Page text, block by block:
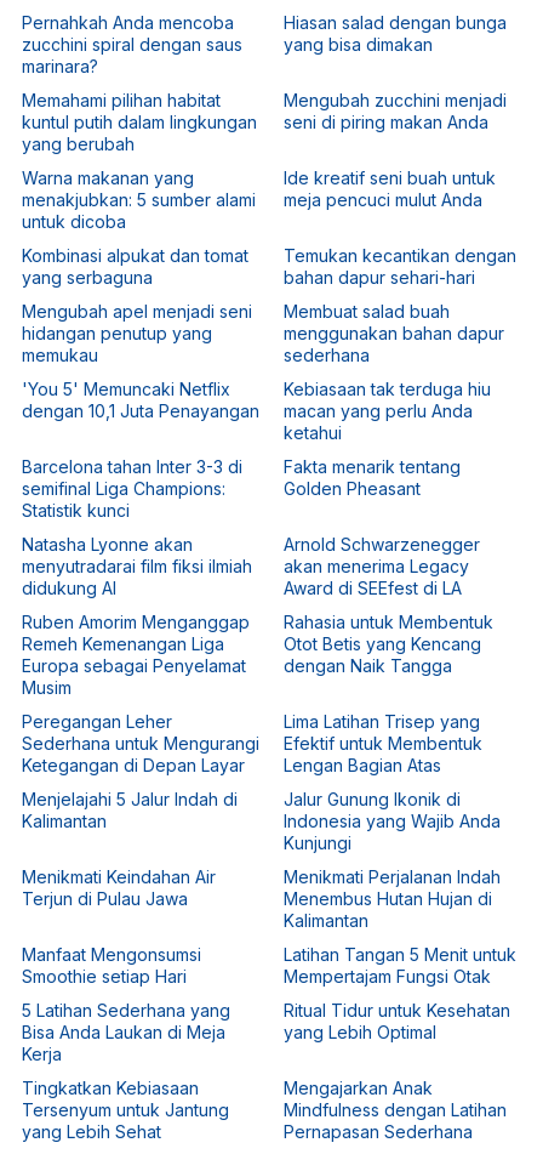
Pernahkah Anda mencoba
zucchini spiral dengan saus
marinara?
Hiasan salad dengan bunga
yang bisa dimakan
Memahami pilihan habitat
kuntul putih dalam lingkungan
yang berubah
Mengubah zucchini menjadi
seni di piring makan Anda
Warna makanan yang
menakjubkan: 5 sumber alami
untuk dicoba
Ide kreatif seni buah untuk
meja pencuci mulut Anda
Kombinasi alpukat dan tomat
yang serbaguna
Temukan kecantikan dengan
bahan dapur sehari-hari
Mengubah apel menjadi seni
hidangan penutup yang
memukau
Membuat salad buah
menggunakan bahan dapur
sederhana
'You 5' Memuncaki Netflix
dengan 10,1 Juta Penayangan
Kebiasaan tak terduga hiu
macan yang perlu Anda
ketahui
Barcelona tahan Inter 3-3 di
semifinal Liga Champions:
Statistik kunci
Fakta menarik tentang
Golden Pheasant
Natasha Lyonne akan
menyutradarai film fiksi ilmiah
didukung AI
Arnold Schwarzenegger
akan menerima Legacy
Award di SEEfest di LA
Ruben Amorim Menganggap
Remeh Kemenangan Liga
Europa sebagai Penyelamat
Musim
Rahasia untuk Membentuk
Otot Betis yang Kencang
dengan Naik Tangga
Peregangan Leher
Sederhana untuk Mengurangi
Ketegangan di Depan Layar
Lima Latihan Trisep yang
Efektif untuk Membentuk
Lengan Bagian Atas
Menjelajahi 5 Jalur Indah di
Kalimantan
Jalur Gunung Ikonik di
Indonesia yang Wajib Anda
Kunjungi
Menikmati Keindahan Air
Terjun di Pulau Jawa
Menikmati Perjalanan Indah
Menembus Hutan Hujan di
Kalimantan
Manfaat Mengonsumsi
Smoothie setiap Hari
Latihan Tangan 5 Menit untuk
Mempertajam Fungsi Otak
5 Latihan Sederhana yang
Bisa Anda Laukan di Meja
Kerja
Ritual Tidur untuk Kesehatan
yang Lebih Optimal
Tingkatkan Kebiasaan
Tersenyum untuk Jantung
yang Lebih Sehat
Mengajarkan Anak
Mindfulness dengan Latihan
Pernapasan Sederhana